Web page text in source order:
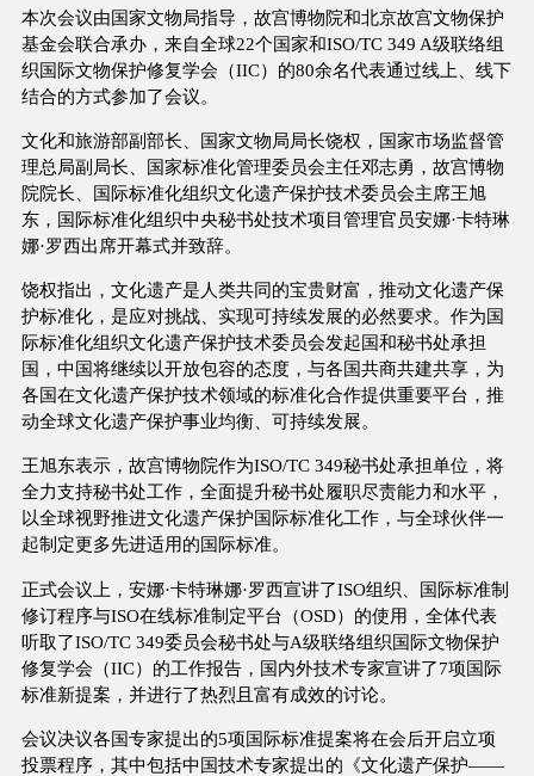
本次会议由国家文物局指导，故宫博物院和北京故宫文物保护
基金会联合承办，来自全球22个国家和ISO/TC 349 A级联络组
织国际文物保护修复学会（IIC）的80余名代表通过线上、线下
结合的方式参加了会议。
文化和旅游部副部长、国家文物局局长饶权，国家市场监督管
理总局副局长、国家标准化管理委员会主任邓志勇，故宫博物
院院长、国际标准化组织文化遗产保护技术委员会主席王旭
东，国际标准化组织中央秘书处技术项目管理官员安娜·卡特琳
娜·罗西出席开幕式并致辞。
饶权指出，文化遗产是人类共同的宝贵财富，推动文化遗产保
护标准化，是应对挑战、实现可持续发展的必然要求。作为国
际标准化组织文化遗产保护技术委员会发起国和秘书处承担
国，中国将继续以开放包容的态度，与各国共商共建共享，为
各国在文化遗产保护技术领域的标准化合作提供重要平台，推
动全球文化遗产保护事业均衡、可持续发展。
王旭东表示，故宫博物院作为ISO/TC 349秘书处承担单位，将
全力支持秘书处工作，全面提升秘书处履职尽责能力和水平，
以全球视野推进文化遗产保护国际标准化工作，与全球伙伴一
起制定更多先进适用的国际标准。
正式会议上，安娜·卡特琳娜·罗西宣讲了ISO组织、国际标准制
修订程序与ISO在线标准制定平台（OSD）的使用，全体代表
听取了ISO/TC 349委员会秘书处与A级联络组织国际文物保护
修复学会（IIC）的工作报告，国内外技术专家宣讲了7项国际
标准新提案，并进行了热烈且富有成效的讨论。
会议决议各国专家提出的5项国际标准提案将在会后开启立项
投票程序，其中包括中国技术专家提出的《文化遗产保护——